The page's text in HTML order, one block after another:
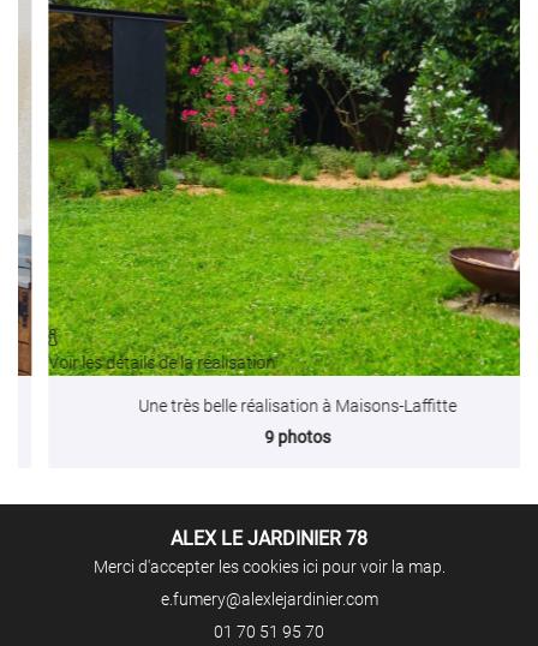
& TAILLE
DES BUIS
PARTENAIRES
AVIS
CONTACT
Rejoignez-
Restez
Inscription
Voir les détails de la réalisation
Une très belle réalisation à Maisons-Laffitte
9 photos
ALEX LE JARDINIER 78
Merci d'accepter les cookies ici pour voir la map.
01 70 51 95 70